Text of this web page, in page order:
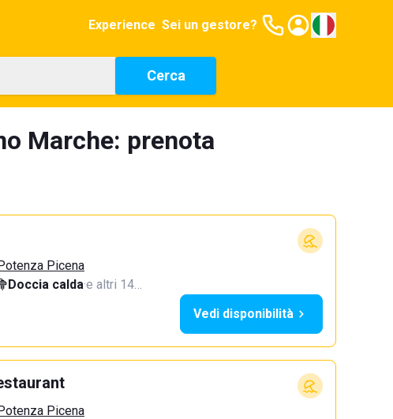
Experience Sei un gestore?
Cerca
Marche: prenota
Picena
Doccia calda·e altri 14…
Vedi disponibilità
Picena